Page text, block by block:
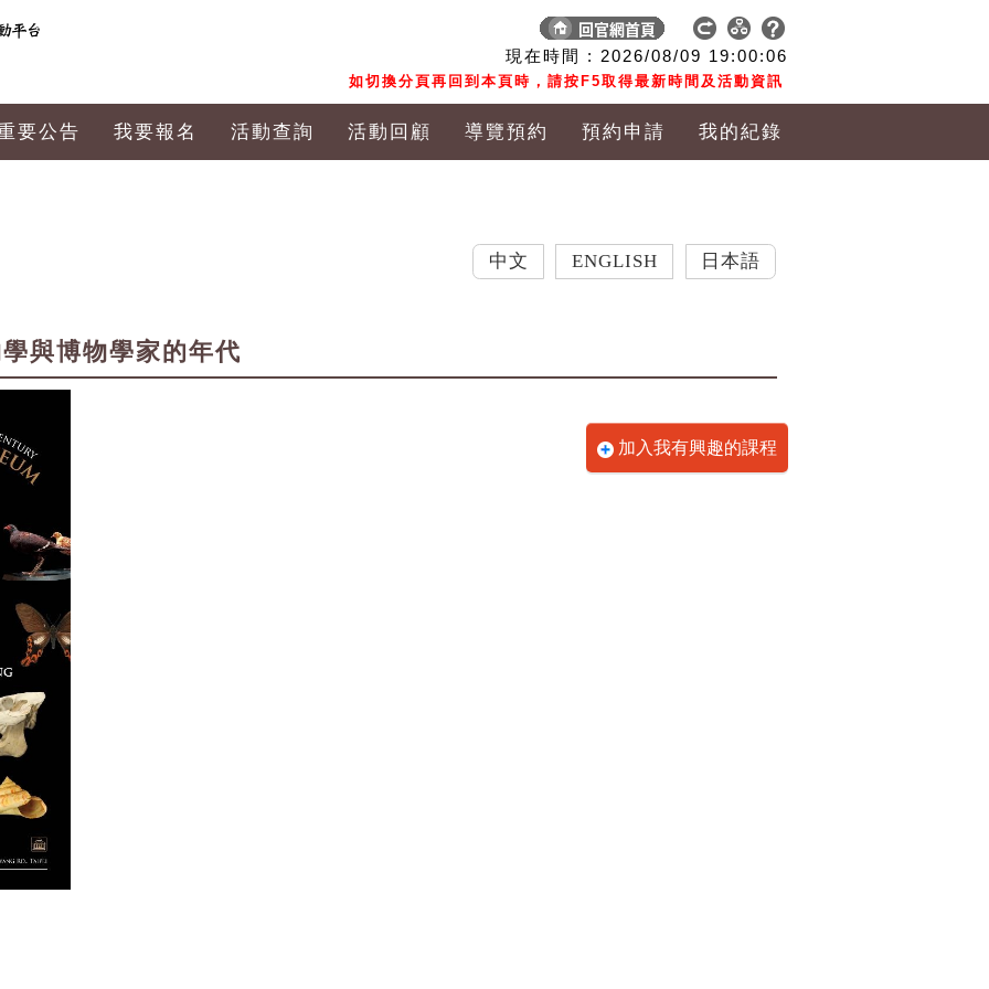
現在時間 : 2026/08/09 19:00:07
如切換分頁再回到本頁時，請按F5取得最新時間及活動資訊
要公告 我要報名 活動查詢 活動回顧 導覽預約 預約申請 我的紀錄
ENGLISH 日本語
與博物學家的年代
加入我有興趣的課程